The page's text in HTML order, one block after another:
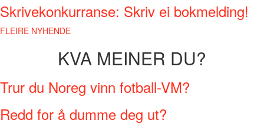
Skrivekonkurranse: Skriv ei bokmelding!
FLEIRE NYHENDE
KVA MEINER DU?
Trur du Noreg vinn fotball-VM?
Redd for å dumme deg ut?